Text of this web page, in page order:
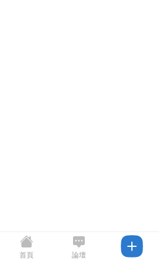
首頁 論壇